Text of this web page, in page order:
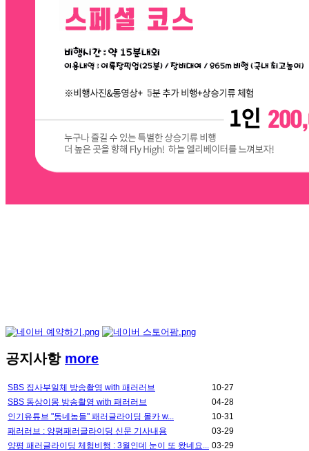
공지사항 more
SBS 집사부일체 방송촬영 with 패러러브
10-27
SBS 동상이몽 방송촬영 with 패러러브
04-28
인기유튜브 "동네놈들" 패러글라이딩 몰카 w...
10-31
패러러브 : 양평패러글라이딩 신문 기사내용
03-29
양평 패러글라이딩 체험비행 : 3월인데 눈이 또 왔네요...
03-29